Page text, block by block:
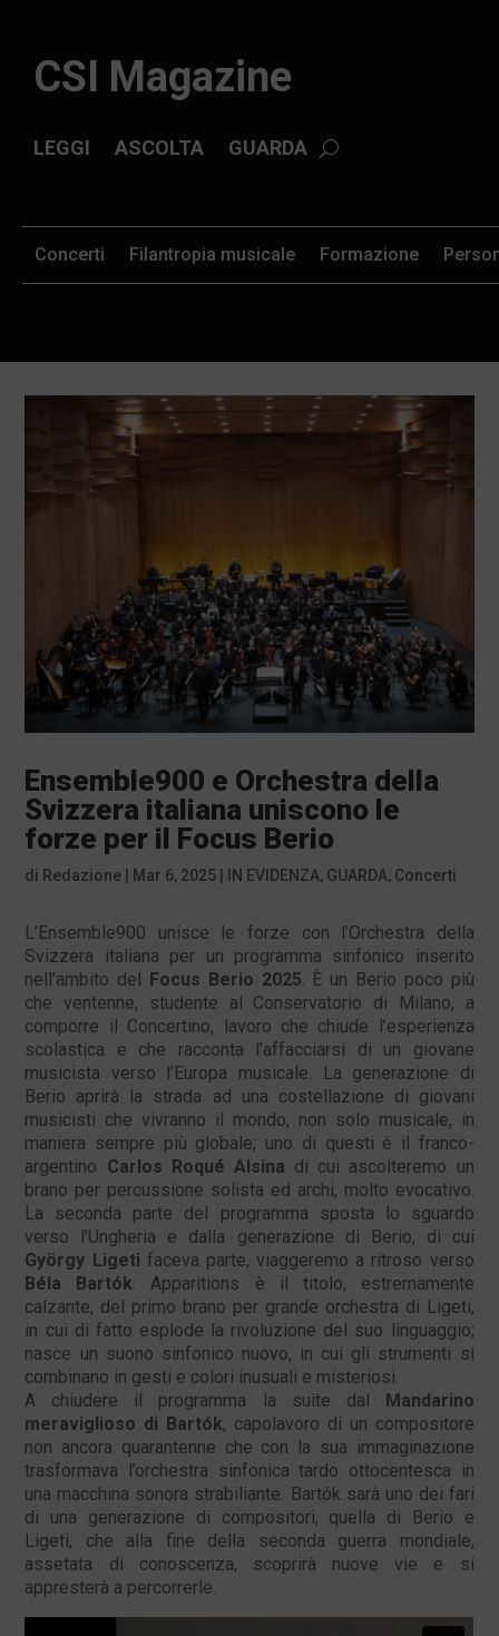
CSI Magazine
ASCOLTA GUARDA
LEGGI
Formazione
Concerti Filantropia musicale
Ensemble900 e Orchestra della
Svizzera italiana uniscono le
forze per il Focus Berio
di Redazione Mar 6, 2025 IN EVIDENZA, GUARDA, Concerti
L’Ensemble900 unisce le forze con l’Orchestra della
Svizzera italiana per un programma sinfonico inserito
nell’ambito del
Focus Berio 2025. È un Berio poco più
che ventenne, studente al Conservatorio di Milano, a
comporre il Concertino, lavoro che chiude l’esperienza
scolastica e che racconta l’affacciarsi di un giovane
musicista verso l’Europa musicale. La generazione di
Berio aprirà la strada ad una costellazione di giovani
musicisti che vivranno il mondo, non solo musicale, in
maniera sempre più globale; uno di questi è il franco-
argentino Carlos Roqué Alsina di cui ascolteremo un
brano per percussione solista ed archi, molto evocativo.
La seconda parte del programma sposta lo sguardo
verso l’Ungheria e dalla generazione di Berio, di cui
György Ligeti faceva parte, viaggeremo a ritroso verso
Béla Bartók. Apparitions è il titolo, estremamente
calzante, del primo brano per grande orchestra di Ligeti,
in cui di fatto esplode la rivoluzione del suo linguaggio;
nasce un suono sinfonico nuovo, in cui gli strumenti si
combinano in gesti e colori inusuali e misteriosi.
A chiudere il programma la suite dal
Mandarino
meraviglioso di Bartók, capolavoro di un compositore
non ancora quarantenne che con la sua immaginazione
trasformava l’orchestra sinfonica tardo ottocentesca in
una macchina sonora strabiliante. Bartók sarà uno dei fari
di una generazione di compositori, quella di Berio e
Ligeti, che alla fine della seconda guerra mondiale,
assetata di conoscenza, scoprirà nuove vie e si
appresterà a percorrerle.